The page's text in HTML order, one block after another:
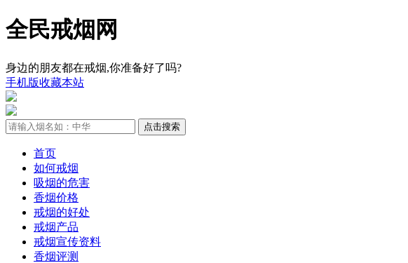
全民戒烟网
身边的朋友都在戒烟,你准备好了吗?
手机版收藏本站
首页
如何戒烟
吸烟的危害
香烟价格
戒烟的好处
戒烟产品
戒烟宣传资料
香烟评测